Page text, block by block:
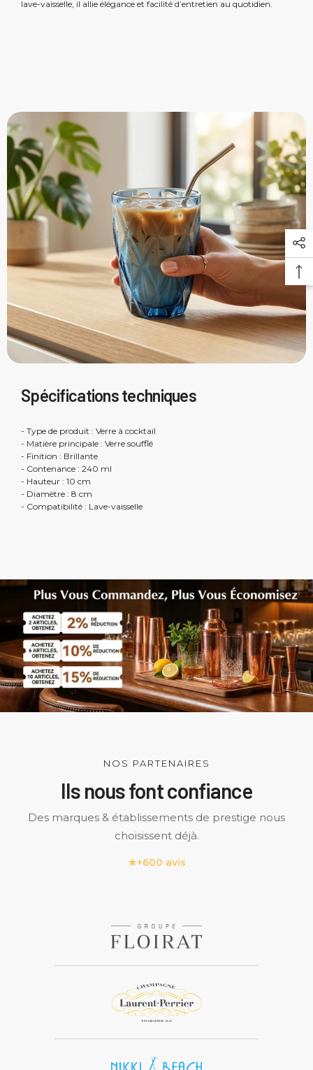
lave-vaisselle, il allie élégance et facilité d’entretien au quotidien.
Spécifications techniques
- Type de produit : Verre à cocktail
- Matière principale : Verre soufflé
- Finition : Brillante
- Contenance : 240 ml
- Hauteur : 10 cm
- Diamètre : 8 cm
- Compatibilité : Lave-vaisselle
NOS PARTENAIRES
Ils nous font confiance
Des marques & établissements de prestige nous
choisissent déjà.
★+600 avis